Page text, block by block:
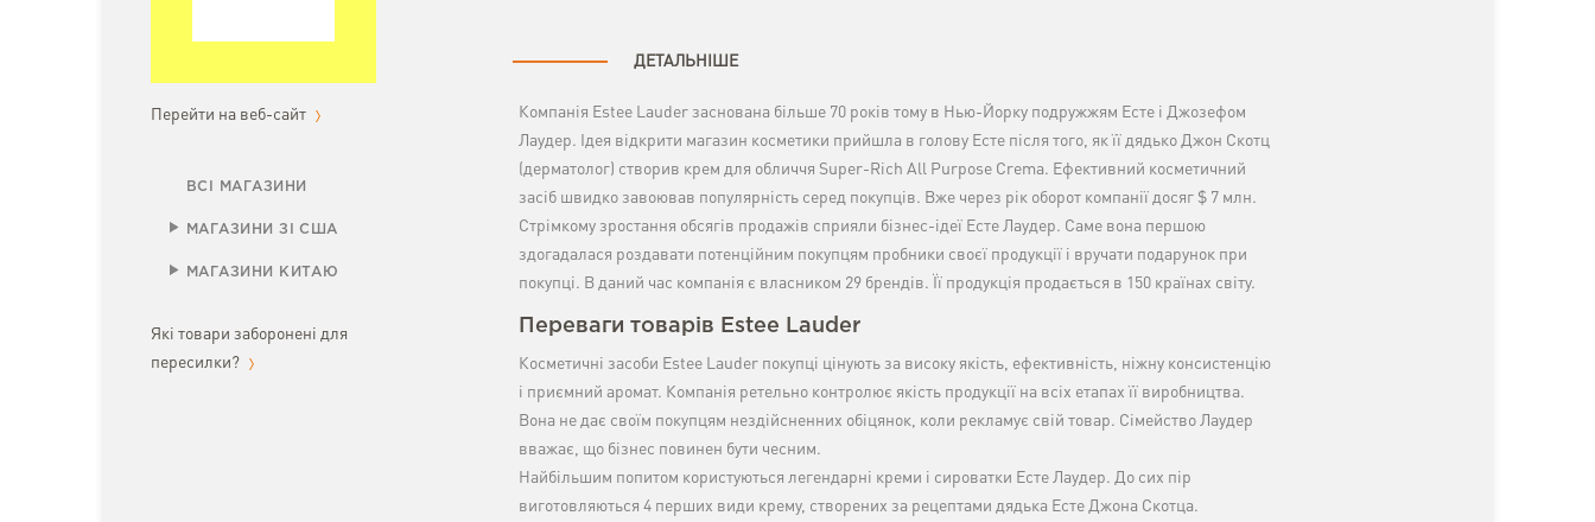
Перейти на веб-сайт
ВСІ МАГАЗИНИ
МАГАЗИНИ ЗІ США
МАГАЗИНИ КИТАЮ
Які товари заборонені для
пересилки?
ДЕТАЛЬНІШЕ
Компанія Estee Lauder заснована більше 70 років тому в Нью-Йорку подружжям Есте і Джозефом
Лаудер. Ідея відкрити магазин косметики прийшла в голову Есте після того, як її дядько Джон Скотц
(дерматолог) створив крем для обличчя Super-Rich All Purpose Crema. Ефективний косметичний
засіб швидко завоював популярність серед покупців. Вже через рік оборот компанії досяг $ 7 млн.
Стрімкому зростання обсягів продажів сприяли бізнес-ідеї Есте Лаудер. Саме вона першою
здогадалася роздавати потенційним покупцям пробники своєї продукції і вручати подарунок при
покупці. В даний час компанія є власником 29 брендів. Її продукція продається в 150 країнах світу.
Переваги товарів Estee Lauder
Косметичні засоби Estee Lauder покупці цінують за високу якість, ефективність, ніжну консистенцію
і приємний аромат. Компанія ретельно контролює якість продукції на всіх етапах її виробництва.
Вона не дає своїм покупцям нездійсненних обіцянок, коли рекламує свій товар. Сімейство Лаудер
вважає, що бізнес повинен бути чесним.
Найбільшим попитом користуються легендарні креми і сироватки Есте Лаудер. До сих пір
виготовляються 4 перших види крему, створених за рецептами дядька Есте Джона Скотца.